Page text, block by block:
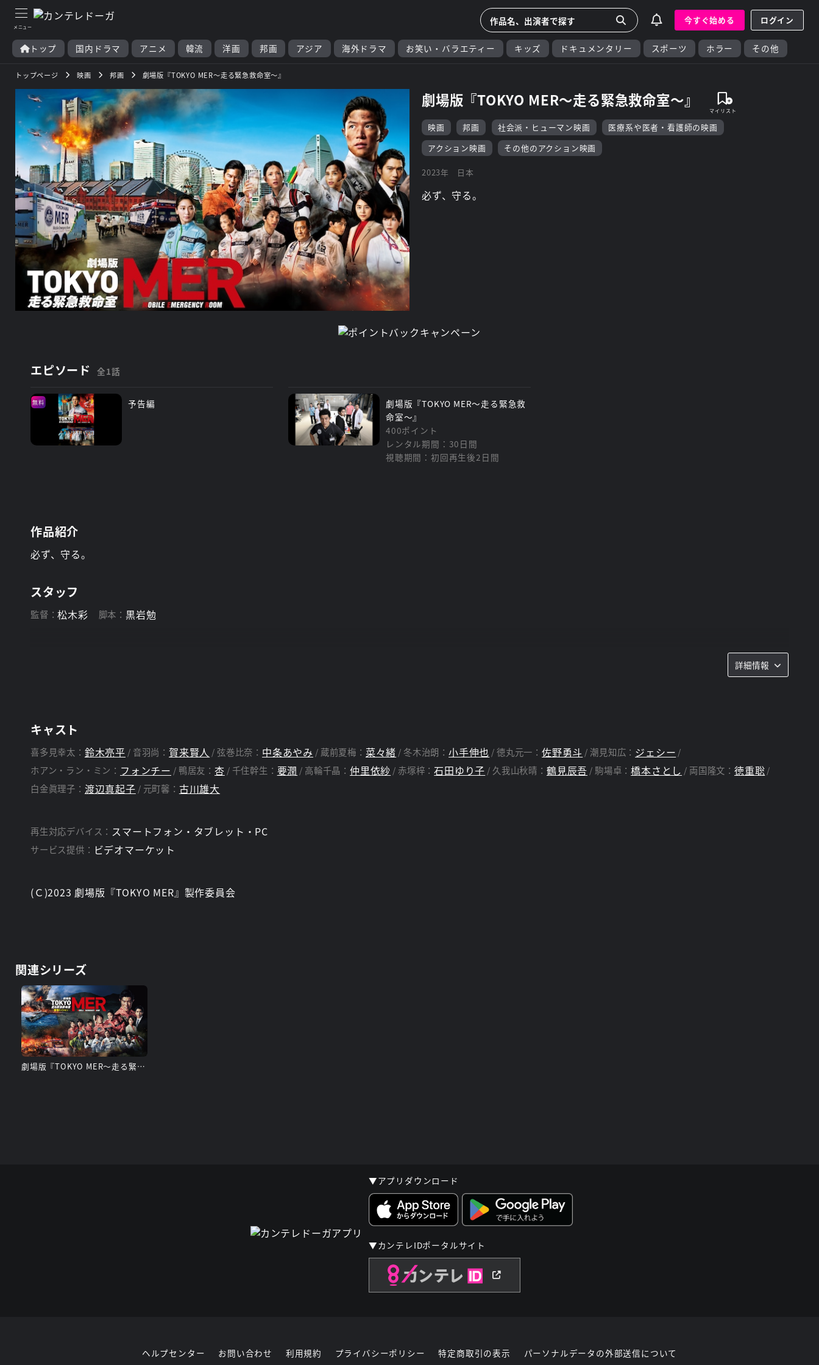
今すぐ始める ログイン
トップ 国内ドラマ アニメ 韓流 洋画 邦画 アジア 海外ドラマ お笑い・バラエティー キッズ ドキュメンタリー スポーツ ホラー その他
トップページ 映画 邦画 劇場版『TOKYO MER～走る緊急救命室～』
劇場版『TOKYO MER～走る緊急救命室～』
映画 邦画 社会派・ヒューマン映画
医療系や医者・看護師の映画
アクション映画
その他のアクション映画
2023年 日本
必ず、守る。
エピソード 全1話
無料 予告編
劇場版『TOKYO MER～走る緊急救
命室～』
400ポイント
レンタル期間：30日間
視聴期間：初回再生後2日間
作品紹介
必ず、守る。
スタッフ
監督：松木彩 脚本：黒岩勉
詳細情報
キャスト
喜多見幸太： 鈴木亮平 音羽尚：賀来賢人 弦巻比奈： 中条あやみ 蔵前夏梅： 菜々緒 冬木治朗：小手伸也 徳丸元一：佐野勇斗 潮見知広： ジェシー
ホアン・ラン・ミン： フォンチー 鴨居友：杏 千住幹生： 要潤 高輪千晶：仲里依紗 赤塚梓：石田ゆり子 久我山秋晴： 鶴見辰吾 駒場卓：橋本さとし 両国隆文： 徳重聡
白金眞理子： 渡辺真起子 元町馨： 古川雄大
再生対応デバイス： スマートフォン・タブレット・PC
サービス提供： ビデオマーケット
(Ｃ)2023 劇場版『TOKYO MER』製作委員会
関連シリーズ
劇場版『TOKYO MER～走る緊急救命室～南海ミッション』
▼アプリダウンロード
▼カンテレIDポータルサイト
ヘルプセンター お問い合わせ 利用規約 プライバシーポリシー 特定商取引の表示 パーソナルデータの外部送信について